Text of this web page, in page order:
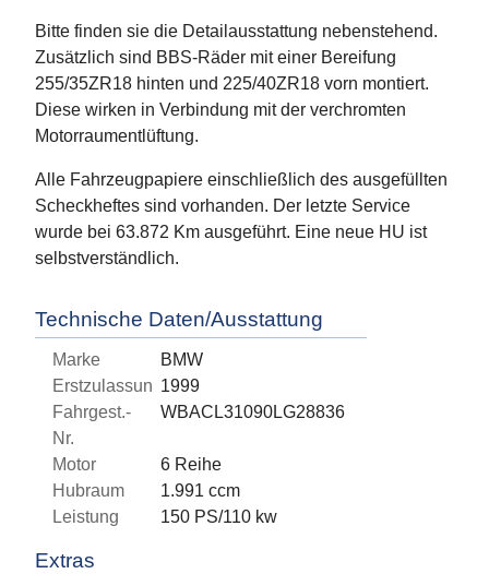
Bitte finden sie die Detailausstattung nebenstehend.
Zusätzlich sind BBS-Räder mit einer Bereifung
255/35ZR18 hinten und 225/40ZR18 vorn montiert.
Diese wirken in Verbindung mit der verchromten
Motorraumentlüftung.
Alle Fahrzeugpapiere einschließlich des ausgefüllten
Scheckheftes sind vorhanden. Der letzte Service
wurde bei 63.872 Km ausgeführt. Eine neue HU ist
selbstverständlich.
Technische Daten/Ausstattung
Marke
BMW
Erstzulassung1999
Fahrgest.-
Nr.
WBACL31090LG28836
Motor
6 Reihe
Hubraum
1.991 ccm
Leistung
150 PS/110 kw
Extras